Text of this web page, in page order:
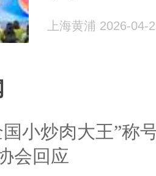
上海黄浦 2026-04-
小炒肉大王”称
会回应